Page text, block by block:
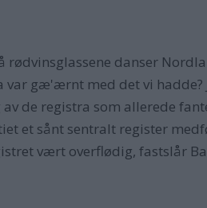
rødvinsglassene danser
var gæ'ærnt med det vi hadde?
de registra som allerede
et sånt sentralt register
vært overflødig, fastslår